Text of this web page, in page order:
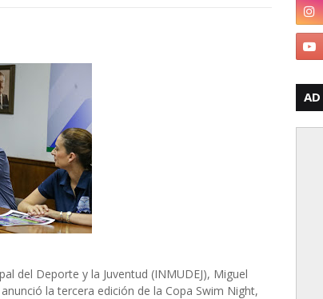
del Deporte y la Juventud (INMUDEJ), Miguel
la tercera edición de la Copa Swim Night,
AD